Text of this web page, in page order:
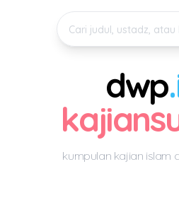
dwp
kumpulan kajian islam
Search keyword